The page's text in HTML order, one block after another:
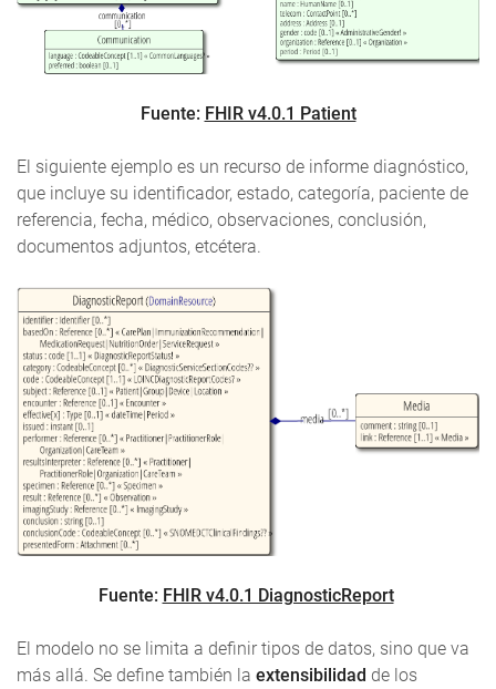
Fuente: FHIR v4.0.1 Patient
El siguiente ejemplo es un recurso de informe diagnóstico,
que incluye su identificador, estado, categoría, paciente de
referencia, fecha, médico, observaciones, conclusión,
documentos adjuntos, etcétera.
Fuente: FHIR v4.0.1 DiagnosticReport
El modelo no se limita a definir tipos de datos, sino que va
más allá. Se define también la extensibilidad de los